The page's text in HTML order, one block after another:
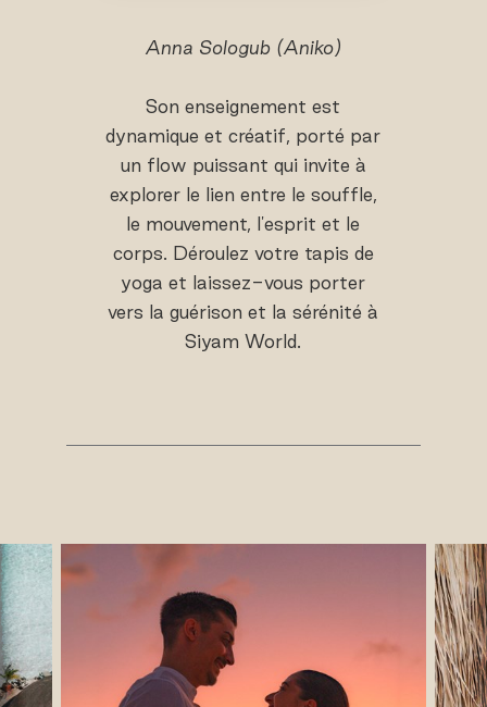
Anna Sologub (Aniko)
Son enseignement est
dynamique et créatif, porté par
un flow puissant qui invite à
explorer le lien entre le souffle,
le mouvement, l'esprit et le
corps. Déroulez votre tapis de
yoga et laissez-vous porter
vers la guérison et la sérénité à
Siyam World.